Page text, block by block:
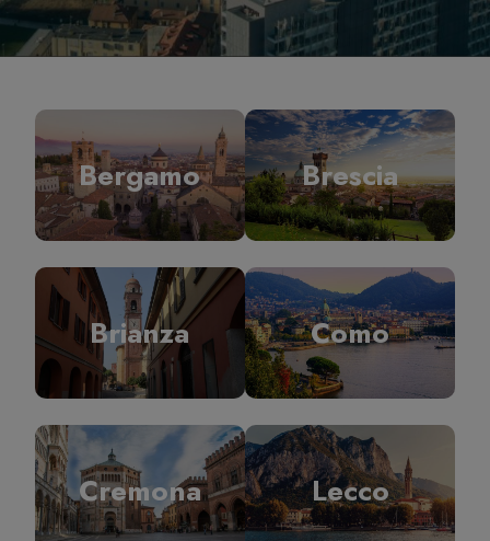
Bergamo Brescia
Brianza Como
Cremona Lecco